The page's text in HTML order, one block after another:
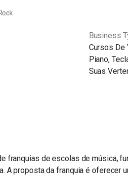
Business
Cursos De
Piano,
Suas
franquias de escolas de música,
A proposta da franquia é oferecer